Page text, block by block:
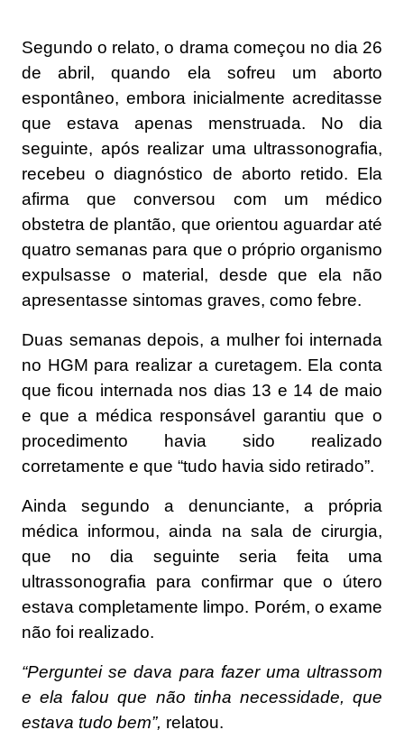
Segundo o relato, o drama começou no dia 26
de abril, quando ela sofreu um aborto
espontâneo, embora inicialmente acreditasse
que estava apenas menstruada. No dia
seguinte, após realizar uma ultrassonografia,
recebeu o diagnóstico de aborto retido. Ela
afirma que conversou com um médico
obstetra de plantão, que orientou aguardar até
quatro semanas para que o próprio organismo
expulsasse o material, desde que ela não
apresentasse sintomas graves, como febre.
Duas semanas depois, a mulher foi internada
no HGM para realizar a curetagem. Ela conta
que ficou internada nos dias 13 e 14 de maio
e que a médica responsável garantiu que o
procedimento havia sido realizado
corretamente e que “tudo havia sido retirado”.
Ainda segundo a denunciante, a própria
médica informou, ainda na sala de cirurgia,
que no dia seguinte seria feita uma
ultrassonografia para confirmar que o útero
estava completamente limpo. Porém, o exame
não foi realizado.
“Perguntei se dava para fazer uma ultrassom
e ela falou que não tinha necessidade, que
estava tudo bem”, relatou.